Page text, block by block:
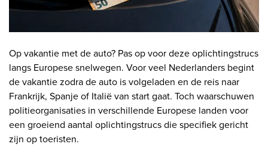
Op vakantie met de auto? Pas op voor deze oplichtingstrucs
langs Europese snelwegen. Voor veel Nederlanders begint
de vakantie zodra de auto is volgeladen en de reis naar
Frankrijk, Spanje of Italië van start gaat. Toch waarschuwen
politieorganisaties in verschillende Europese landen voor
een groeiend aantal oplichtingstrucs die specifiek gericht
zijn op toeristen.